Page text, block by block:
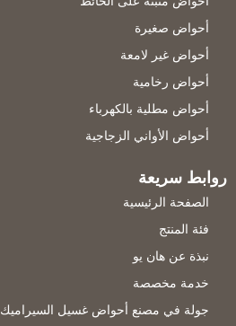
أحواض صغيرة
أحواض غير لامعة
أحواض رخامية
أحواض مطلية بالكهرباء
أحواض الأواني الزجاجية
روابط سريعة
الصفحة الرئيسية
فئة المنتج
نبذة عن هان يو
خدمة مخصصة
جولة في مصنع أحواض غسيل السيراميك